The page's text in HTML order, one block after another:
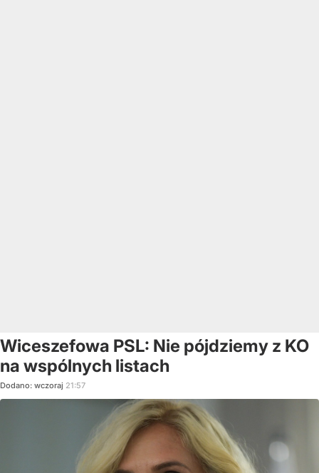
Wiceszefowa PSL: Nie pójdziemy z KO
na wspólnych listach
Dodano: wczoraj 21:57